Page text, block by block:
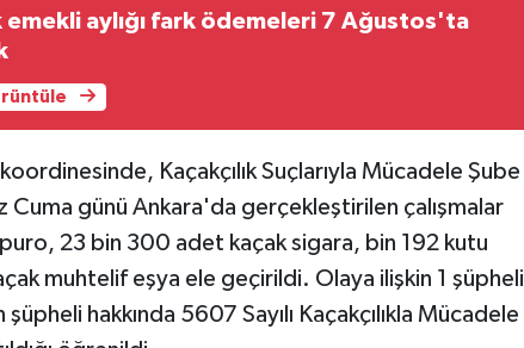
emekli aylığı fark ödemeleri 7 Ağustos'ta
Kaçakçılık Suçlarıyla Mücadele Şube
Cuma günü Ankara'da gerçekleştirilen çalışmalar
23 bin 300 adet kaçak sigara, bin 192 kutu
muhtelif eşya ele geçirildi. Olaya ilişkin 1 şüpheli
şüpheli hakkında 5607 Sayılı Kaçakçılıkla Mücadele